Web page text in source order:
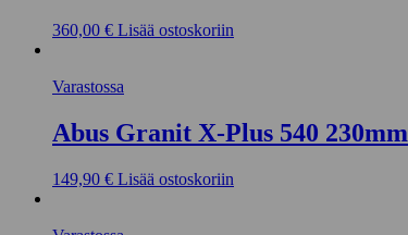
360,00 € Lisää ostoskoriin
Varastossa
Abus Granit X-Plus 540 230mm
149,90 € Lisää ostoskoriin